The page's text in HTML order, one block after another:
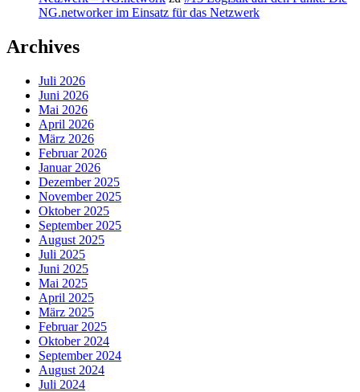
NG.networker im Einsatz für das Netzwerk
Archives
Juli 2026
Juni 2026
Mai 2026
April 2026
März 2026
Februar 2026
Januar 2026
Dezember 2025
November 2025
Oktober 2025
September 2025
August 2025
Juli 2025
Juni 2025
Mai 2025
April 2025
März 2025
Februar 2025
Oktober 2024
September 2024
August 2024
Juli 2024